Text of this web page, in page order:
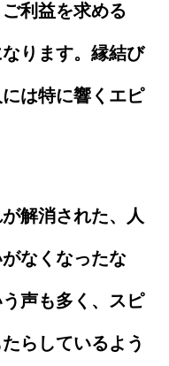
利益を求める
ります。縁結び
は特に響くエピ
解消された、人
なくなったな
声も多く、スピ
らしているよう